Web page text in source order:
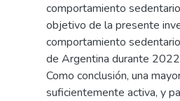
comportamiento
objetivo de la presente
comportamiento
de Argentina durante
Como conclusión, una
suficientemente activa, y